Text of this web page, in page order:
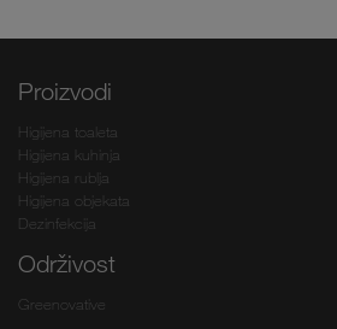
Proizvodi
Higijena toaleta
Higijena kuhinja
Higijena rublja
Higijena objekata
Dezinfekcija
Održivost
Greenovative